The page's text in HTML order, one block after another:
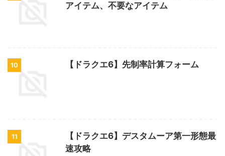
アイテム、不要なアイテム
10 【ドラクエ6】先制率計算フォーム
11
【ドラクエ6】デスタムーア第一形態最
速攻略